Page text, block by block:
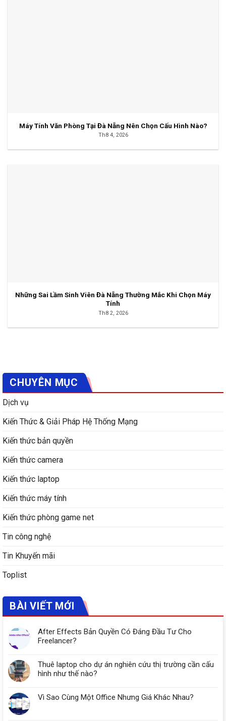
Máy Tính Văn Phòng Tại Đà Nẵng Nên Chọn Cấu Hình Nào?
Th8 4, 2026
Những Sai Lầm Sinh Viên Đà Nẵng Thường Mắc Khi Chọn Máy
Tính
Th8 2, 2026
CHUYÊN MỤC
Dịch vụ
Kiến Thức & Giải Pháp Hệ Thống Mạng
Kiến thức bản quyền
Kiến thức camera
Kiến thức laptop
Kiến thức máy tính
Kiến thức phòng game net
Tin công nghệ
Tin Khuyến mãi
Toplist
BÀI VIẾT MỚI
After Effects Bản Quyền Có Đáng Đầu Tư Cho
Freelancer?
Thuê laptop cho dự án nghiên cứu thị trường cần cấu
hình như thế nào?
Vì Sao Cùng Một Office Nhưng Giá Khác Nhau?